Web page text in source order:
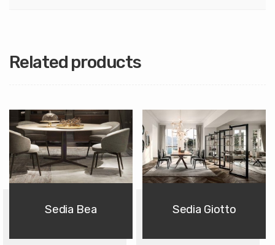
Related products
Sedia Bea Sedia Giotto